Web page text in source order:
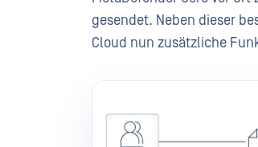
gesendet. Neben dieser
Cloud nun zusätzliche